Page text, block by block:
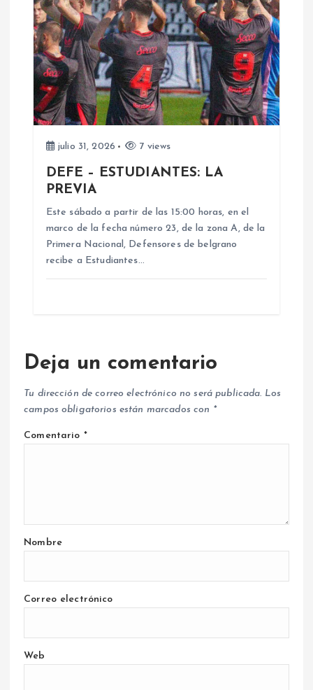
julio 31, 2026 7 views
DEFE – ESTUDIANTES: LA
PREVIA
Este sábado a partir de las 15:00 horas, en el
marco de la fecha número 23, de la zona A, de la
Primera Nacional, Defensores de belgrano
recibe a Estudiantes…
Deja un comentario
Tu dirección de correo electrónico no será publicada. Los
campos obligatorios están marcados con *
Comentario *
Nombre
Correo electrónico
Web